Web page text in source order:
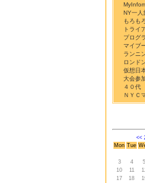
NY一人
もろも
トライ
プログ
マイブ
ランニ
ロンド
仮想日
大会参
４０
ＮＹＣ
<<
Mon Tue
3
4 5
10
11
17
18